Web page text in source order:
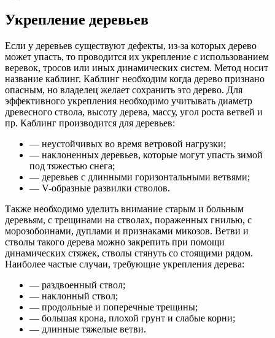
Укрепление деревьев
Если у деревьев существуют дефекты, из-за которых дерево
может упасть, то проводится их укрепление с использованием
веревок, тросов или иных динамических систем. Метод носит
название каблинг. Каблинг необходим когда дерево признано
опасным, но владелец желает сохранить это дерево. Для
эффективного укрепления необходимо учитывать диаметр
древесного ствола, высоту дерева, массу, угол роста ветвей и
пр. Каблинг производится для деревьев:
— неустойчивых во время ветровой нагрузки;
— наклоненных деревьев, которые могут упасть зимой
под тяжестью снега;
— деревьев с длинными горизонтальными ветвями;
— V-образные развилки стволов.
Также необходимо уделить внимание старым и больным
деревьям, с трещинами на стволах, пораженных гнилью, с
морозобоинами, дуплами и признаками микозов. Ветви и
стволы такого дерева можно закрепить при помощи
динамических стяжек, стволы стянуть cо стоящими рядом.
Наиболее частые случаи, требующие укрепления дерева:
— раздвоенный ствол;
— наклонный ствол;
— продольные и поперечные трещины;
— большая крона, плохой грунт и слабые корни;
— длинные тяжелые ветви.